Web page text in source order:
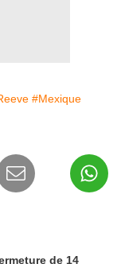
#Mexique
de 14